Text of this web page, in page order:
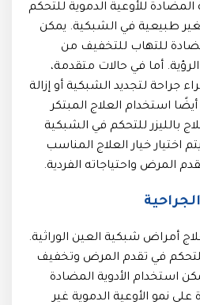
المضادة للأوعية الدموية للتحكم
طبيعية في الشبكية. يمكن
للتهاب للتخفيف من
أما في حالات متقدمة،
جراحة لتجديد الشبكية أو إزالة
استخدام العلاج المبتكر
بالليزر للتحكم في الشبكية
اختيار خيار العلاج المناسب
المرض واحتياجاته الفردية.
أمراض شبكية العين الوراثية.
في تقدم المرض وتخفيف
استخدام الأدوية المضادة
نمو الأوعية الدموية غير